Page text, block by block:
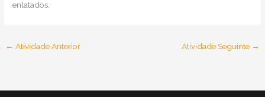
enlatados.
← Atividade Anterior Atividade Seguinte →